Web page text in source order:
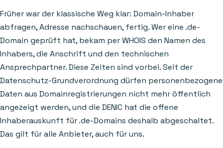
Früher war der klassische Weg klar: Domain-Inhaber
abfragen, Adresse nachschauen, fertig. Wer eine .de-
Domain geprüft hat, bekam per WHOIS den Namen des
Inhabers, die Anschrift und den technischen
Ansprechpartner. Diese Zeiten sind vorbei. Seit der
Datenschutz-Grundverordnung dürfen personenbezogene
Daten aus Domainregistrierungen nicht mehr öffentlich
angezeigt werden, und die DENIC hat die offene
Inhaberauskunft für .de-Domains deshalb abgeschaltet.
Das gilt für alle Anbieter, auch für uns.